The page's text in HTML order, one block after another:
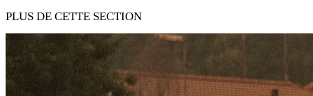
PLUS DE CETTE SECTION